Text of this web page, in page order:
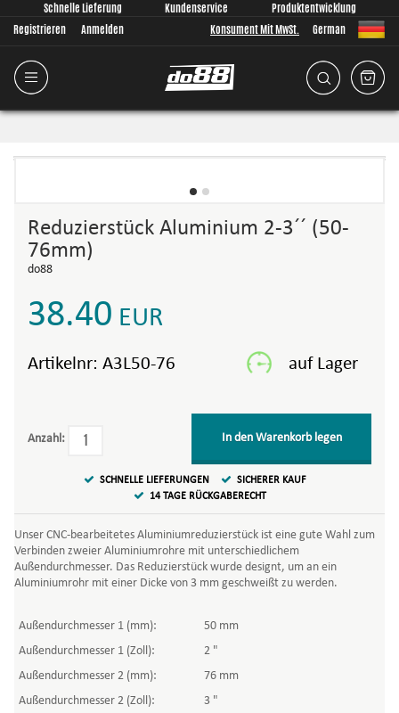
Schnelle Lieferung Kundenservice
Produktentwicklung
Registrieren
Anmelden Konsument Mit MwSt. German
Reduzierstück Aluminium 2-3´´ (50-
76mm)
do88
38.40 EUR
Artikelnr: A3L50-76
Anzahl: In den Warenkorb legen
SCHNELLE LIEFERUNGEN
SICHERER KAUF
14 TAGE RÜCKGABERECHT
Unser CNC-bearbeitetes Aluminiumreduzierstück ist eine gute Wahl zum
Verbinden zweier Aluminiumrohre mit unterschiedlichem
Außendurchmesser. Das Reduzierstück wurde designt, um an ein
Aluminiumrohr mit einer Dicke von 3 mm geschweißt zu werden.
Außendurchmesser 1 (mm):
50 mm
Außendurchmesser 1 (Zoll):
2 "
Außendurchmesser 2 (mm):
76 mm
Außendurchmesser 2 (Zoll):
3 "